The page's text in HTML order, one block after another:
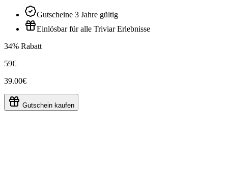
Gutscheine 3 Jahre gültig
Einlösbar für alle Triviar Erlebnisse
34% Rabatt
59€
39.00€
Gutschein kaufen